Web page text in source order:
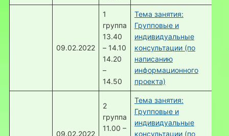
09.02.2022
1
группа
13.40
– 14.10
14.20
–
14.50
Тема занятия:
Групповые и
индивидуальные
консультации (по
написанию
информационного
проекта)
09.02.2022
2
группа
11.00 –
Тема занятия:
Групповые и
индивидуальные
консультации (по